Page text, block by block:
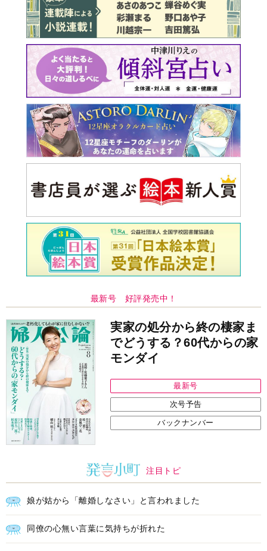
最新号 好評発売中！
実家の処分から終の棲家ま
でどうする？60代からの家
モンダイ
最新号
次号予告
バックナンバー
注目トピ
娘が姑から「離婚しなさい」と言われました
同僚の心無い言葉に気持ちが折れた